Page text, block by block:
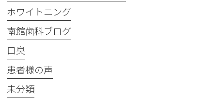
ホワイトニング
南館歯科ブログ
口臭
患者様の声
未分類